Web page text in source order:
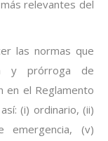
relevantes del
las normas que
y prórroga de
en el Reglamento
(i) ordinario, (ii)
emergencia, (v)